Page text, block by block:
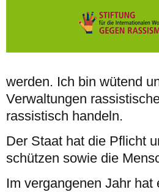
werden. Ich bin wütend
Verwaltungen
rassistisch handeln.
Der Staat hat die Pflicht
schützen sowie die
Im vergangenen Jahr